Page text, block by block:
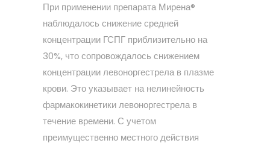
При применении препарата Мирена®
наблюдалось снижение средней
концентрации ГСПГ приблизительно на
30%, что сопровождалось снижением
концентрации левоноргестрела в плазме
крови. Это указывает на нелинейность
фармакокинетики левоноргестрела в
течение времени. С учетом
преимущественно местного действия